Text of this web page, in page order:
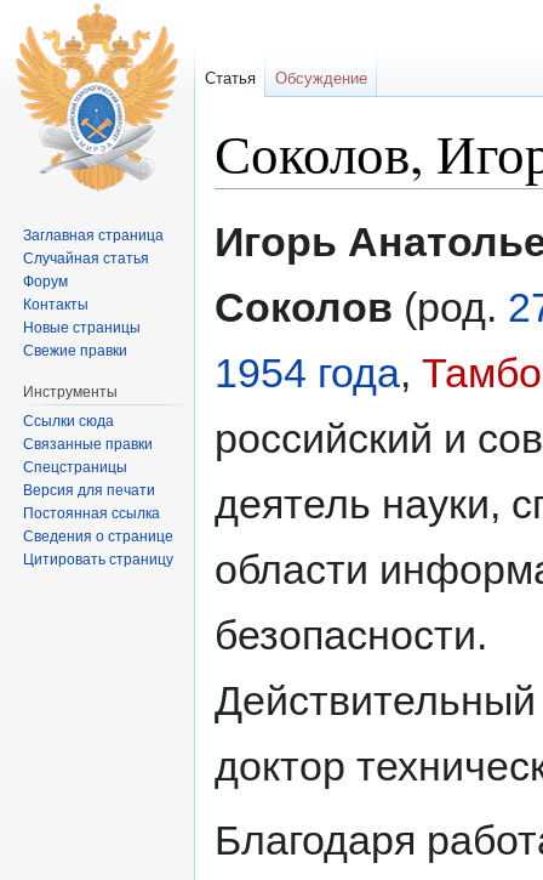
Соколов,
Игорь
Соколов (род.
1954 года,
российский и
деятель науки,
области
безопасности.
доктор
Благодаря
Статья Обсуждение
Заглавная страница
Случайная статья
Форум
Контакты
Новые страницы
Свежие правки
Инструменты
Ссылки сюда
Связанные правки
Спецстраницы
Версия для печати
Постоянная ссылка
Сведения о странице
Цитировать страницу